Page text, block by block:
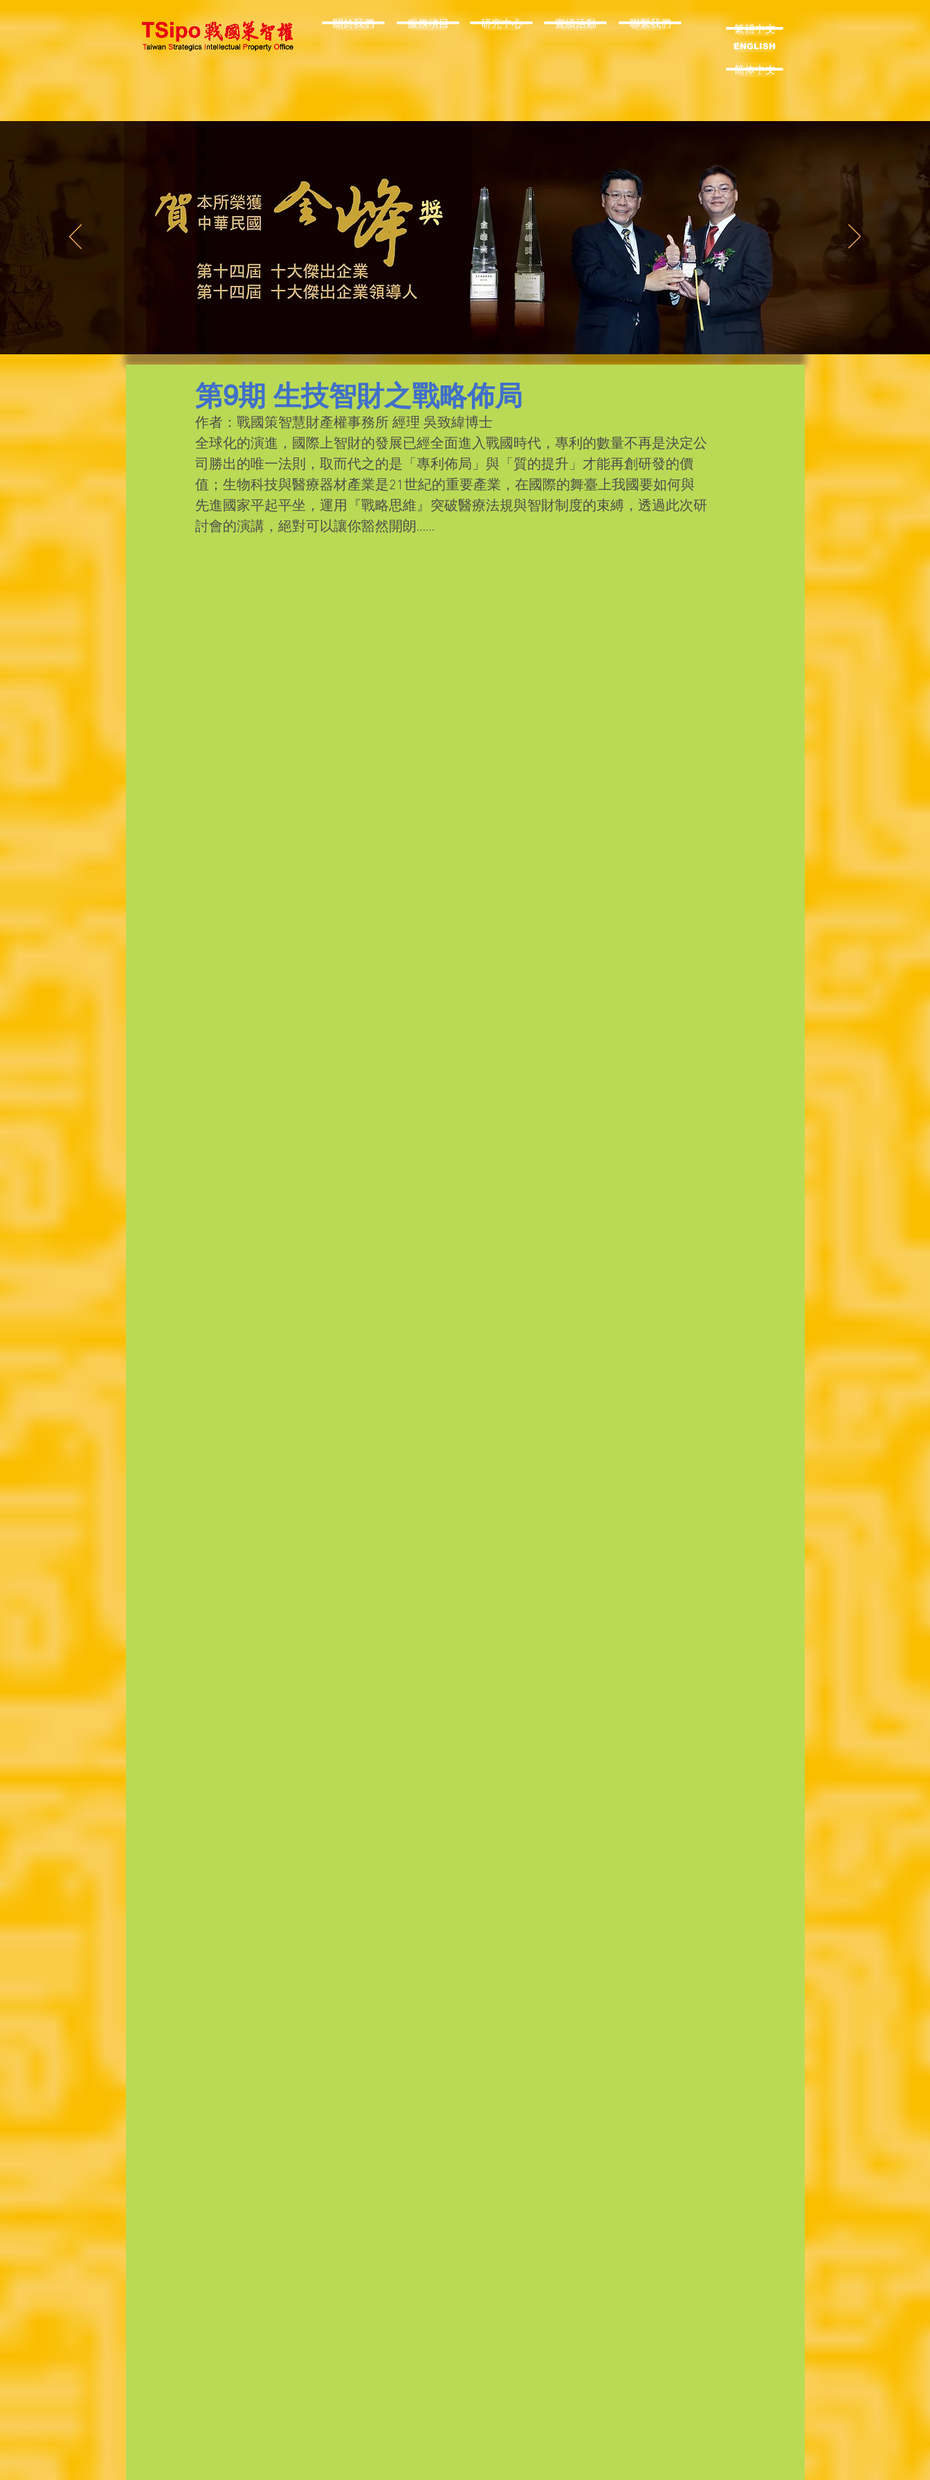
關於我們 服務項目 實績活動
研究中心 聯繫我們 繁體中文
ENGLISH
简体中文
第9期 生技智財之戰略佈局
作者：戰國策智慧財產權事務所 經理 吳致緯博士
全球化的演進，國際上智財的發展已經全面進入戰國時代，專利的數量不再是決定公
司勝出的唯一法則，取而代之的是「專利佈局」與「質的提升」才能再創研發的價
值；生物科技與醫療器材產業是21世紀的重要產業，在國際的舞臺上我國要如何與
先進國家平起平坐，運用『戰略思維』突破醫療法規與智財制度的束縛，透過此次研
討會的演講，絕對可以讓你豁然開朗……